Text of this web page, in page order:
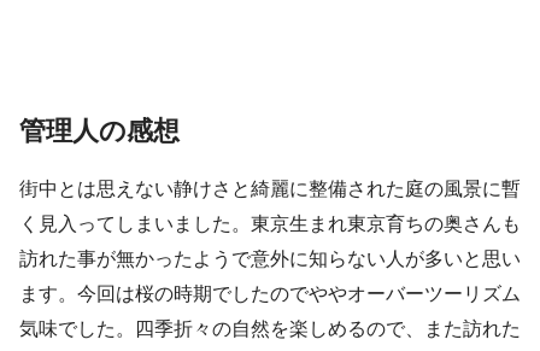
管理人の感想
街中とは思えない静けさと綺麗に整備された庭の風景に暫
く見入ってしまいました。東京生まれ東京育ちの奥さんも
訪れた事が無かったようで意外に知らない人が多いと思い
ます。今回は桜の時期でしたのでややオーバーツーリズム
気味でした。四季折々の自然を楽しめるので、また訪れた